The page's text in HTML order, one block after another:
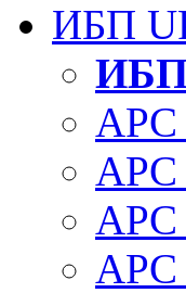
ИБП
ИБП
APC
APC
APC
APC